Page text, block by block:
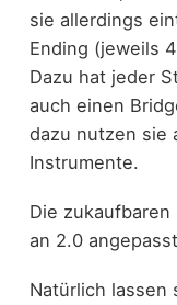
sie allerdings
Ending (jeweils
Dazu hat jeder
auch einen
dazu nutzen sie
Instrumente.
Die
an 2.0
Natürlich lassen